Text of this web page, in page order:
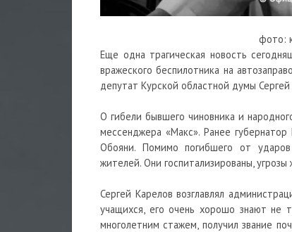
фото:
Еще одна трагическая новость
вражеского беспилотника на
депутат Курской областной думы
О гибели бывшего чиновника и
мессенджера «Макс». Ранее
Обояни. Помимо погибшего от ударов
жителей. Они госпитализированы, угрозы
Сергей Карелов возглавлял
учащихся, его очень хорошо знают не
многолетним стажем, получил звание